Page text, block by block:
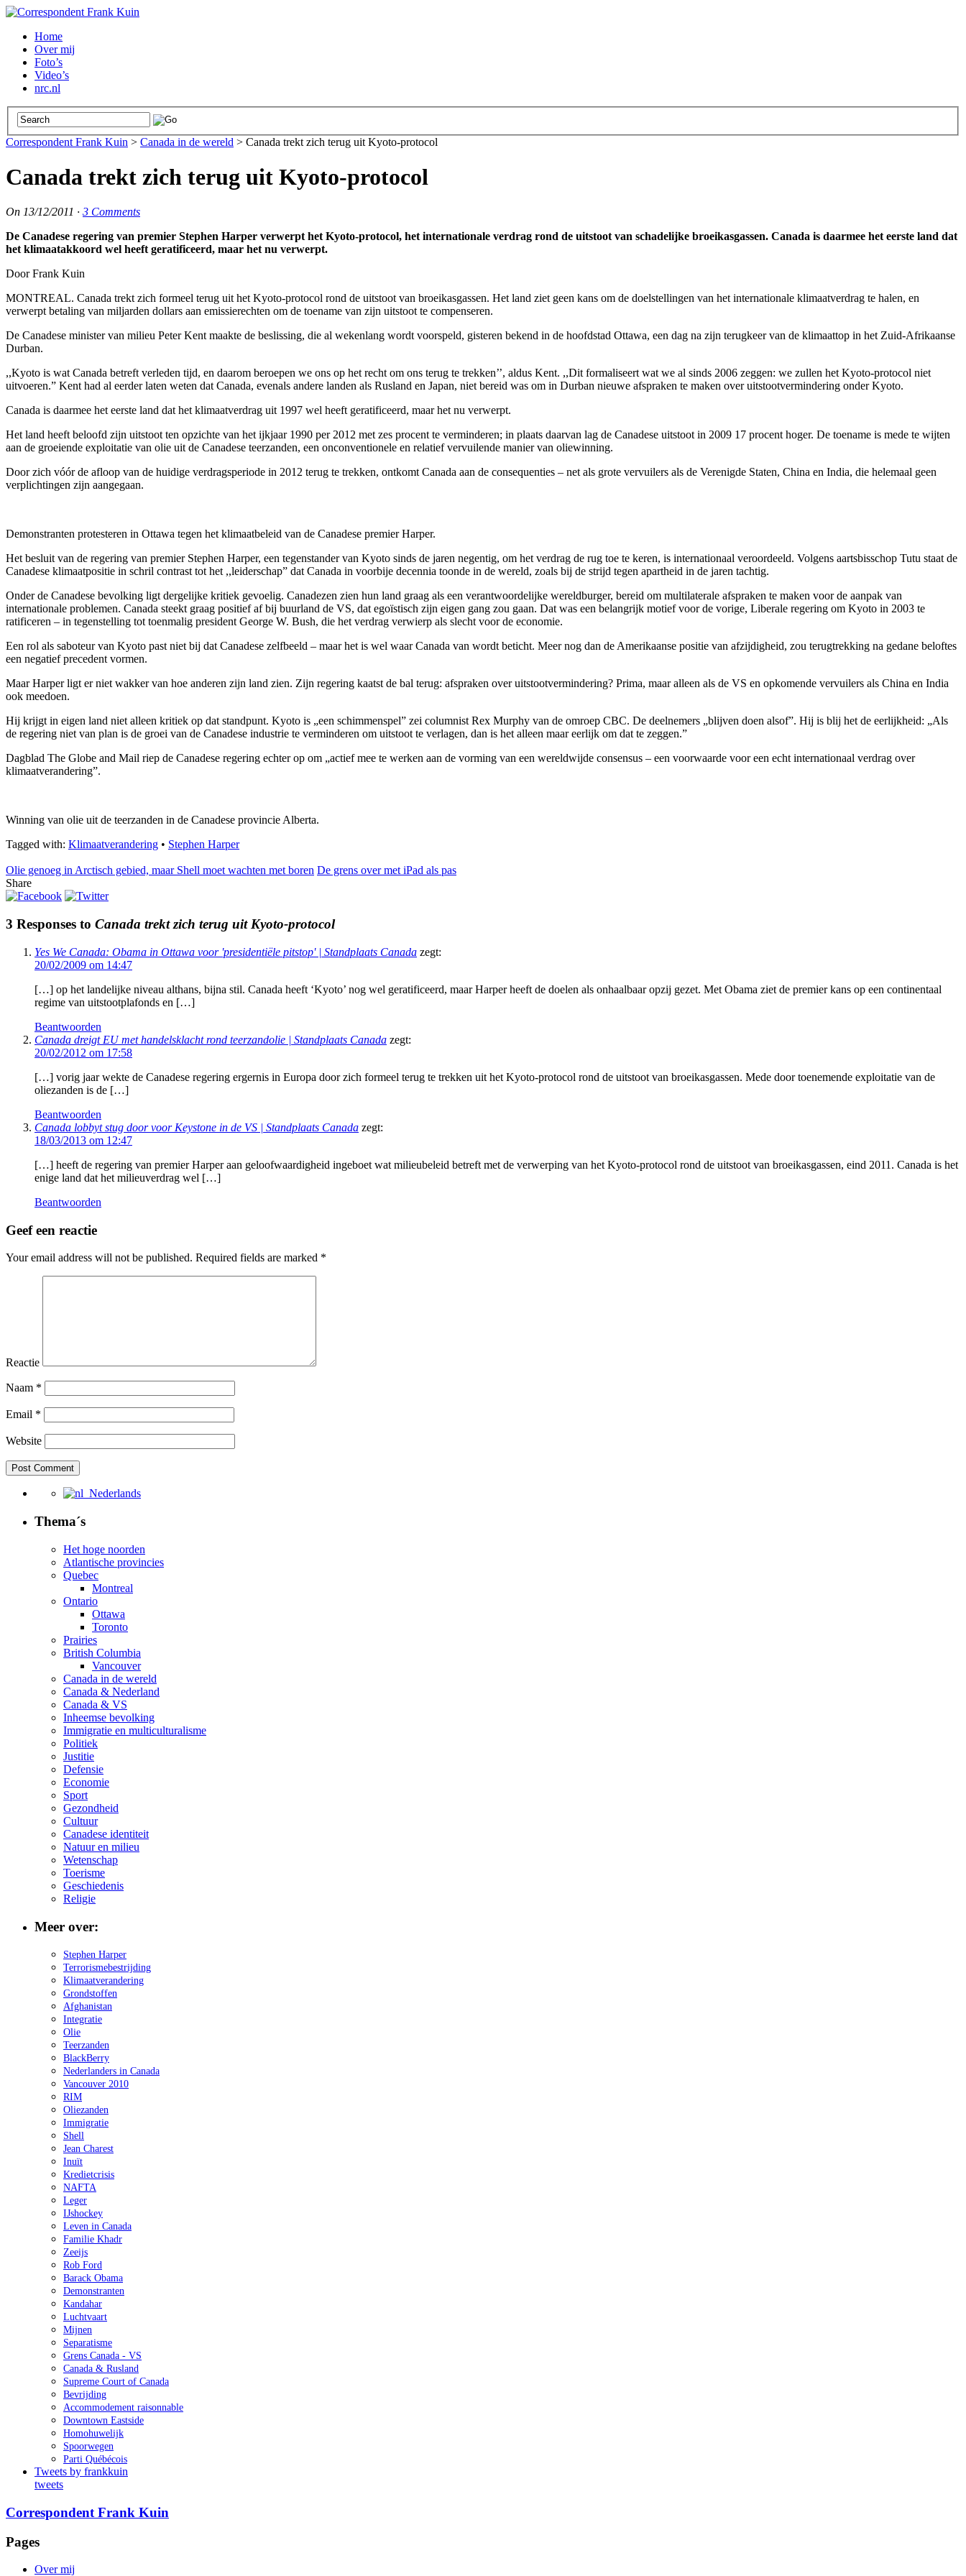
Home
Over mij
Foto’s
Video’s
nrc.nl
Correspondent Frank Kuin > Canada in de wereld > Canada trekt zich terug uit Kyoto-protocol
Canada trekt zich terug uit Kyoto-protocol
On 13/12/2011 · 3 Comments
De Canadese regering van premier Stephen Harper verwerpt het Kyoto-protocol, het internationale verdrag rond de uitstoot van schadelijke broeikasgassen. Canada is daarmee het eerste land dat
het klimaatakkoord wel heeft geratificeerd, maar het nu verwerpt.
Door Frank Kuin
MONTREAL. Canada trekt zich formeel terug uit het Kyoto-protocol rond de uitstoot van broeikasgassen. Het land ziet geen kans om de doelstellingen van het internationale klimaatverdrag te halen, en
verwerpt betaling van miljarden dollars aan emissierechten om de toename van zijn uitstoot te compenseren.
De Canadese minister van milieu Peter Kent maakte de beslissing, die al wekenlang wordt voorspeld, gisteren bekend in de hoofdstad Ottawa, een dag na zijn terugkeer van de klimaattop in het Zuid-Afrikaanse
Durban.
,,Kyoto is wat Canada betreft verleden tijd, en daarom beroepen we ons op het recht om ons terug te trekken’’, aldus Kent. ,,Dit formaliseert wat we al sinds 2006 zeggen: we zullen het Kyoto-protocol niet
uitvoeren.” Kent had al eerder laten weten dat Canada, evenals andere landen als Rusland en Japan, niet bereid was om in Durban nieuwe afspraken te maken over uitstootvermindering onder Kyoto.
Canada is daarmee het eerste land dat het klimaatverdrag uit 1997 wel heeft geratificeerd, maar het nu verwerpt.
Het land heeft beloofd zijn uitstoot ten opzichte van het ijkjaar 1990 per 2012 met zes procent te verminderen; in plaats daarvan lag de Canadese uitstoot in 2009 17 procent hoger. De toename is mede te wijten
aan de groeiende exploitatie van olie uit de Canadese teerzanden, een onconventionele en relatief vervuilende manier van oliewinning.
Door zich vóór de afloop van de huidige verdragsperiode in 2012 terug te trekken, ontkomt Canada aan de consequenties – net als grote vervuilers als de Verenigde Staten, China en India, die helemaal geen
verplichtingen zijn aangegaan.
Demonstranten protesteren in Ottawa tegen het klimaatbeleid van de Canadese premier Harper.
Het besluit van de regering van premier Stephen Harper, een tegenstander van Kyoto sinds de jaren negentig, om het verdrag de rug toe te keren, is internationaal veroordeeld. Volgens aartsbisschop Tutu staat de
Canadese klimaatpositie in schril contrast tot het ,,leiderschap” dat Canada in voorbije decennia toonde in de wereld, zoals bij de strijd tegen apartheid in de jaren tachtig.
Onder de Canadese bevolking ligt dergelijke kritiek gevoelig. Canadezen zien hun land graag als een verantwoordelijke wereldburger, bereid om multilaterale afspraken te maken voor de aanpak van
internationale problemen. Canada steekt graag positief af bij buurland de VS, dat egoïstisch zijn eigen gang zou gaan. Dat was een belangrijk motief voor de vorige, Liberale regering om Kyoto in 2003 te
ratificeren – in tegenstelling tot toenmalig president George W. Bush, die het verdrag verwierp als slecht voor de economie.
Een rol als saboteur van Kyoto past niet bij dat Canadese zelfbeeld – maar het is wel waar Canada van wordt beticht. Meer nog dan de Amerikaanse positie van afzijdigheid, zou terugtrekking na gedane beloftes
een negatief precedent vormen.
Maar Harper ligt er niet wakker van hoe anderen zijn land zien. Zijn regering kaatst de bal terug: afspraken over uitstootvermindering? Prima, maar alleen als de VS en opkomende vervuilers als China en India
ook meedoen.
Hij krijgt in eigen land niet alleen kritiek op dat standpunt. Kyoto is „een schimmenspel” zei columnist Rex Murphy van de omroep CBC. De deelnemers „blijven doen alsof”. Hij is blij het de eerlijkheid: „Als
de regering niet van plan is de groei van de Canadese industrie te verminderen om uitstoot te verlagen, dan is het alleen maar eerlijk om dat te zeggen.”
Dagblad The Globe and Mail riep de Canadese regering echter op om „actief mee te werken aan de vorming van een wereldwijde consensus – een voorwaarde voor een echt internationaal verdrag over
klimaatverandering”.
Winning van olie uit de teerzanden in de Canadese provincie Alberta.
Tagged with: Klimaatverandering • Stephen Harper
Olie genoeg in Arctisch gebied, maar Shell moet wachten met boren De grens over met iPad als pas
Share
3 Responses to Canada trekt zich terug uit Kyoto-protocol
Yes We Canada: Obama in Ottawa voor 'presidentiële pitstop' | Standplaats Canada zegt:
20/02/2009 om 14:47
[…] op het landelijke niveau althans, bijna stil. Canada heeft ‘Kyoto’ nog wel geratificeerd, maar Harper heeft de doelen als onhaalbaar opzij gezet. Met Obama ziet de premier kans op een continentaal
regime van uitstootplafonds en […]
Beantwoorden
Canada dreigt EU met handelsklacht rond teerzandolie | Standplaats Canada zegt:
20/02/2012 om 17:58
[…] vorig jaar wekte de Canadese regering ergernis in Europa door zich formeel terug te trekken uit het Kyoto-protocol rond de uitstoot van broeikasgassen. Mede door toenemende exploitatie van de
oliezanden is de […]
Beantwoorden
Canada lobbyt stug door voor Keystone in de VS | Standplaats Canada zegt:
18/03/2013 om 12:47
[…] heeft de regering van premier Harper aan geloofwaardigheid ingeboet wat milieubeleid betreft met de verwerping van het Kyoto-protocol rond de uitstoot van broeikasgassen, eind 2011. Canada is het
enige land dat het milieuverdrag wel […]
Beantwoorden
Geef een reactie
Your email address will not be published. Required fields are marked *
Reactie
Naam *
Email *
Website
Nederlands
Thema´s
Het hoge noorden
Atlantische provincies
Quebec
Montreal
Ontario
Ottawa
Toronto
Prairies
British Columbia
Vancouver
Canada in de wereld
Canada & Nederland
Canada & VS
Inheemse bevolking
Immigratie en multiculturalisme
Politiek
Justitie
Defensie
Economie
Sport
Gezondheid
Cultuur
Canadese identiteit
Natuur en milieu
Wetenschap
Toerisme
Geschiedenis
Religie
Meer over:
Stephen Harper
Terrorismebestrijding
Klimaatverandering
Grondstoffen
Afghanistan
Integratie
Olie
Teerzanden
BlackBerry
Nederlanders in Canada
Vancouver 2010
RIM
Oliezanden
Immigratie
Shell
Jean Charest
Inuït
Kredietcrisis
NAFTA
Leger
IJshockey
Leven in Canada
Familie Khadr
Zeeijs
Rob Ford
Barack Obama
Demonstranten
Kandahar
Luchtvaart
Mijnen
Separatisme
Grens Canada - VS
Canada & Rusland
Supreme Court of Canada
Bevrijding
Accommodement raisonnable
Downtown Eastside
Homohuwelijk
Spoorwegen
Parti Québécois
Tweets by frankkuin
tweets
Correspondent Frank Kuin
Pages
Over mij